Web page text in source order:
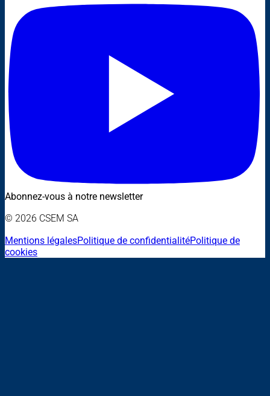
Abonnez-vous à notre newsletter
© 2026 CSEM SA
Mentions légalesPolitique de confidentialitéPolitique de
cookies